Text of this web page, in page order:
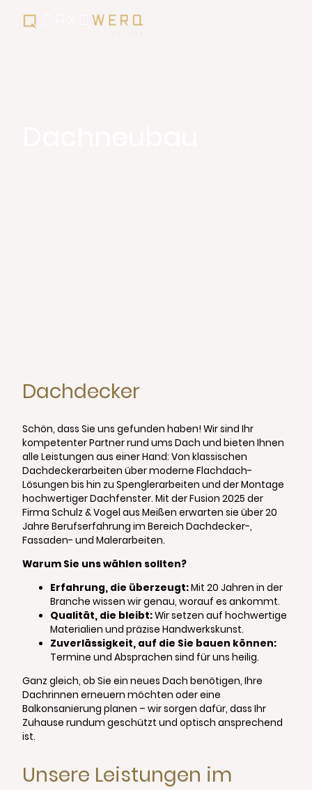
Dachdecker
Schön, dass Sie uns gefunden haben! Wir sind Ihr
kompetenter Partner rund ums Dach und bieten Ihnen
alle Leistungen aus einer Hand: Von klassischen
Dachdeckerarbeiten über moderne Flachdach-
Lösungen bis hin zu Spenglerarbeiten und der Montage
hochwertiger Dachfenster. Mit der Fusion 2025 der
Firma Schulz & Vogel aus Meißen erwarten sie über 20
Jahre Berufserfahrung im Bereich Dachdecker-,
Fassaden- und Malerarbeiten.
Warum Sie uns wählen sollten?
Erfahrung, die überzeugt:Mit 20 Jahren in der
Branche wissen wir genau, worauf es ankommt.
Qualität, die bleibt:Wir setzen auf hochwertige
Materialien und präzise Handwerkskunst.
Zuverlässigkeit, auf die Sie bauen können:
Termine und Absprachen sind für uns heilig.
Ganz gleich, ob Sie ein neues Dach benötigen, Ihre
Dachrinnen erneuern möchten oder eine
Balkonsanierung planen – wir sorgen dafür, dass Ihr
Zuhause rundum geschützt und optisch ansprechend
ist.
Unsere Leistungen im